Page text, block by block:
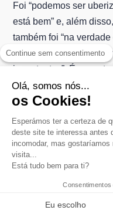
Continue sem consentimento
Olá, somos nós...
os Cookies!
Esperámos ter a certeza de
deste site te interessa antes
incomodar, mas
visita...
Está tudo bem para ti?
Eu escolho
Foi “podemos ser
está bem” e, além
também foi “na
escândalos possíveis,
importantes”. É um
setor que pode ser
pessoas perdendo
regulamentação,
marcha, porque nos
SEC, que é um
criptomoedas, que
na legislação
palavras, o